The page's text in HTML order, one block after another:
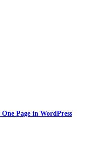
Page in WordPress